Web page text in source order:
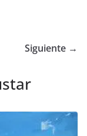
Siguiente →